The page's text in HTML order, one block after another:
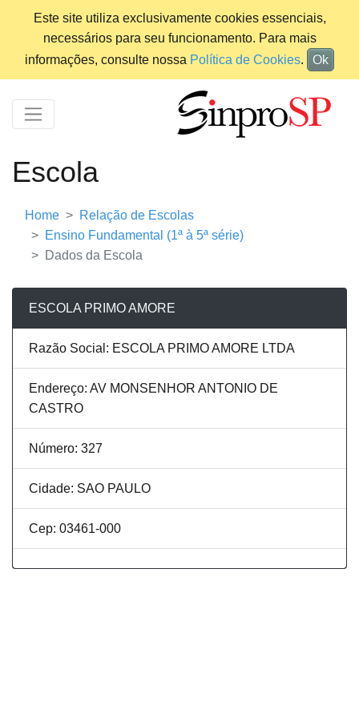
Este site utiliza exclusivamente cookies essenciais,
necessários para seu funcionamento. Para mais
informações, consulte nossa Política de Cookies. Ok
Escola
Home
Relação de Escolas
Ensino Fundamental (1ª à 5ª série)
Dados da Escola
ESCOLA PRIMO AMORE
Razão Social: ESCOLA PRIMO AMORE LTDA
Endereço: AV MONSENHOR ANTONIO DE
CASTRO
Número: 327
Cidade: SAO PAULO
Cep: 03461-000